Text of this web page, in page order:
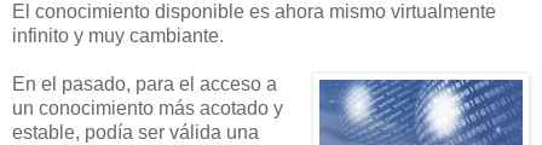
El conocimiento disponible es ahora mismo virtualmente
infinito y muy cambiante.
En el pasado, para el acceso a
un conocimiento más acotado y
estable, podía ser válida una